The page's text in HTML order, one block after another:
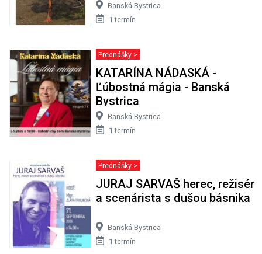
Banská Bystrica
1 termín
Prednášky >
KATARÍNA NÁDASKÁ -
Ľúbostná mágia - Banská
Bystrica
Banská Bystrica
1 termín
Prednášky >
JURAJ SARVAŠ herec, režisér
a scenárista s dušou básnika
Banská Bystrica
1 termín